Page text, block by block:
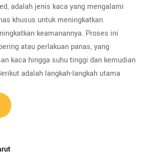
adalah jenis kaca yang mengalami
khusus untuk meningkatkan
keamanannya. Proses ini
atau perlakuan panas, yang
kaca hingga suhu tinggi dan kemudian
adalah langkah-langkah utama